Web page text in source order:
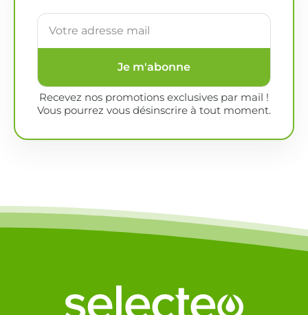
Je m'abonne
Recevez nos promotions exclusives par mail !
Vous pourrez vous désinscrire à tout moment.